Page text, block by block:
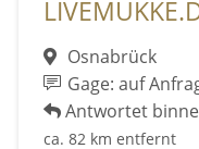
Osnabrück
Gage: auf
Antwortet
ca. 82 km entfernt